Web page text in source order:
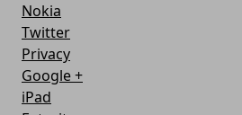
Nokia
Twitter
Privacy
Google +
iPad